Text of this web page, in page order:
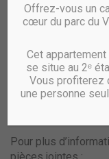
au cœur de
municipales de la
Monde
149
100
74
le nouveau
Pour plus
Offrez-vous un
cœur du parc du
Cet
se situe au 2ᵉ
Vous profiterez
une personne